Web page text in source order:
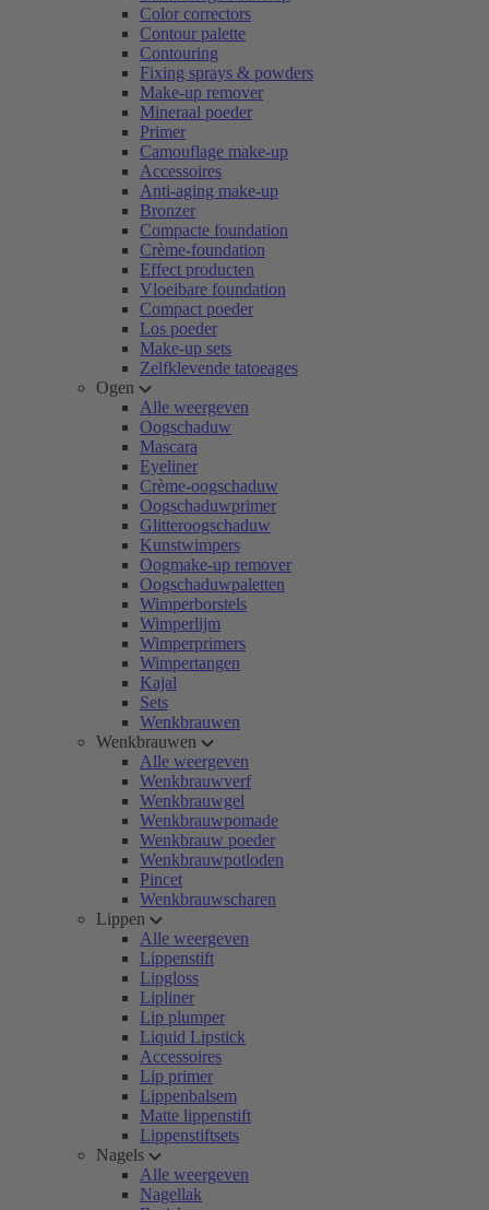
Color correctors
Contour palette
Contouring
Fixing sprays & powders
Make-up remover
Mineraal poeder
Primer
Camouflage make-up
Accessoires
Anti-aging make-up
Bronzer
Compacte foundation
Crème-foundation
Effect producten
Vloeibare foundation
Compact poeder
Los poeder
Make-up sets
Zelfklevende tatoeages
Ogen
Alle weergeven
Oogschaduw
Mascara
Eyeliner
Crème-oogschaduw
Oogschaduwprimer
Glitteroogschaduw
Kunstwimpers
Oogmake-up remover
Oogschaduwpaletten
Wimperborstels
Wimperlijm
Wimperprimers
Wimpertangen
Kajal
Sets
Wenkbrauwen
Wenkbrauwen
Alle weergeven
Wenkbrauwverf
Wenkbrauwgel
Wenkbrauwpomade
Wenkbrauw poeder
Wenkbrauwpotloden
Pincet
Wenkbrauwscharen
Lippen
Alle weergeven
Lippenstift
Lipgloss
Lipliner
Lip plumper
Liquid Lipstick
Accessoires
Lip primer
Lippenbalsem
Matte lippenstift
Lippenstiftsets
Nagels
Alle weergeven
Nagellak